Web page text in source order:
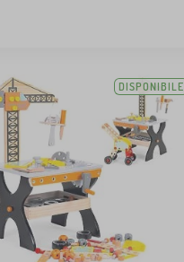
DISPONIBILE